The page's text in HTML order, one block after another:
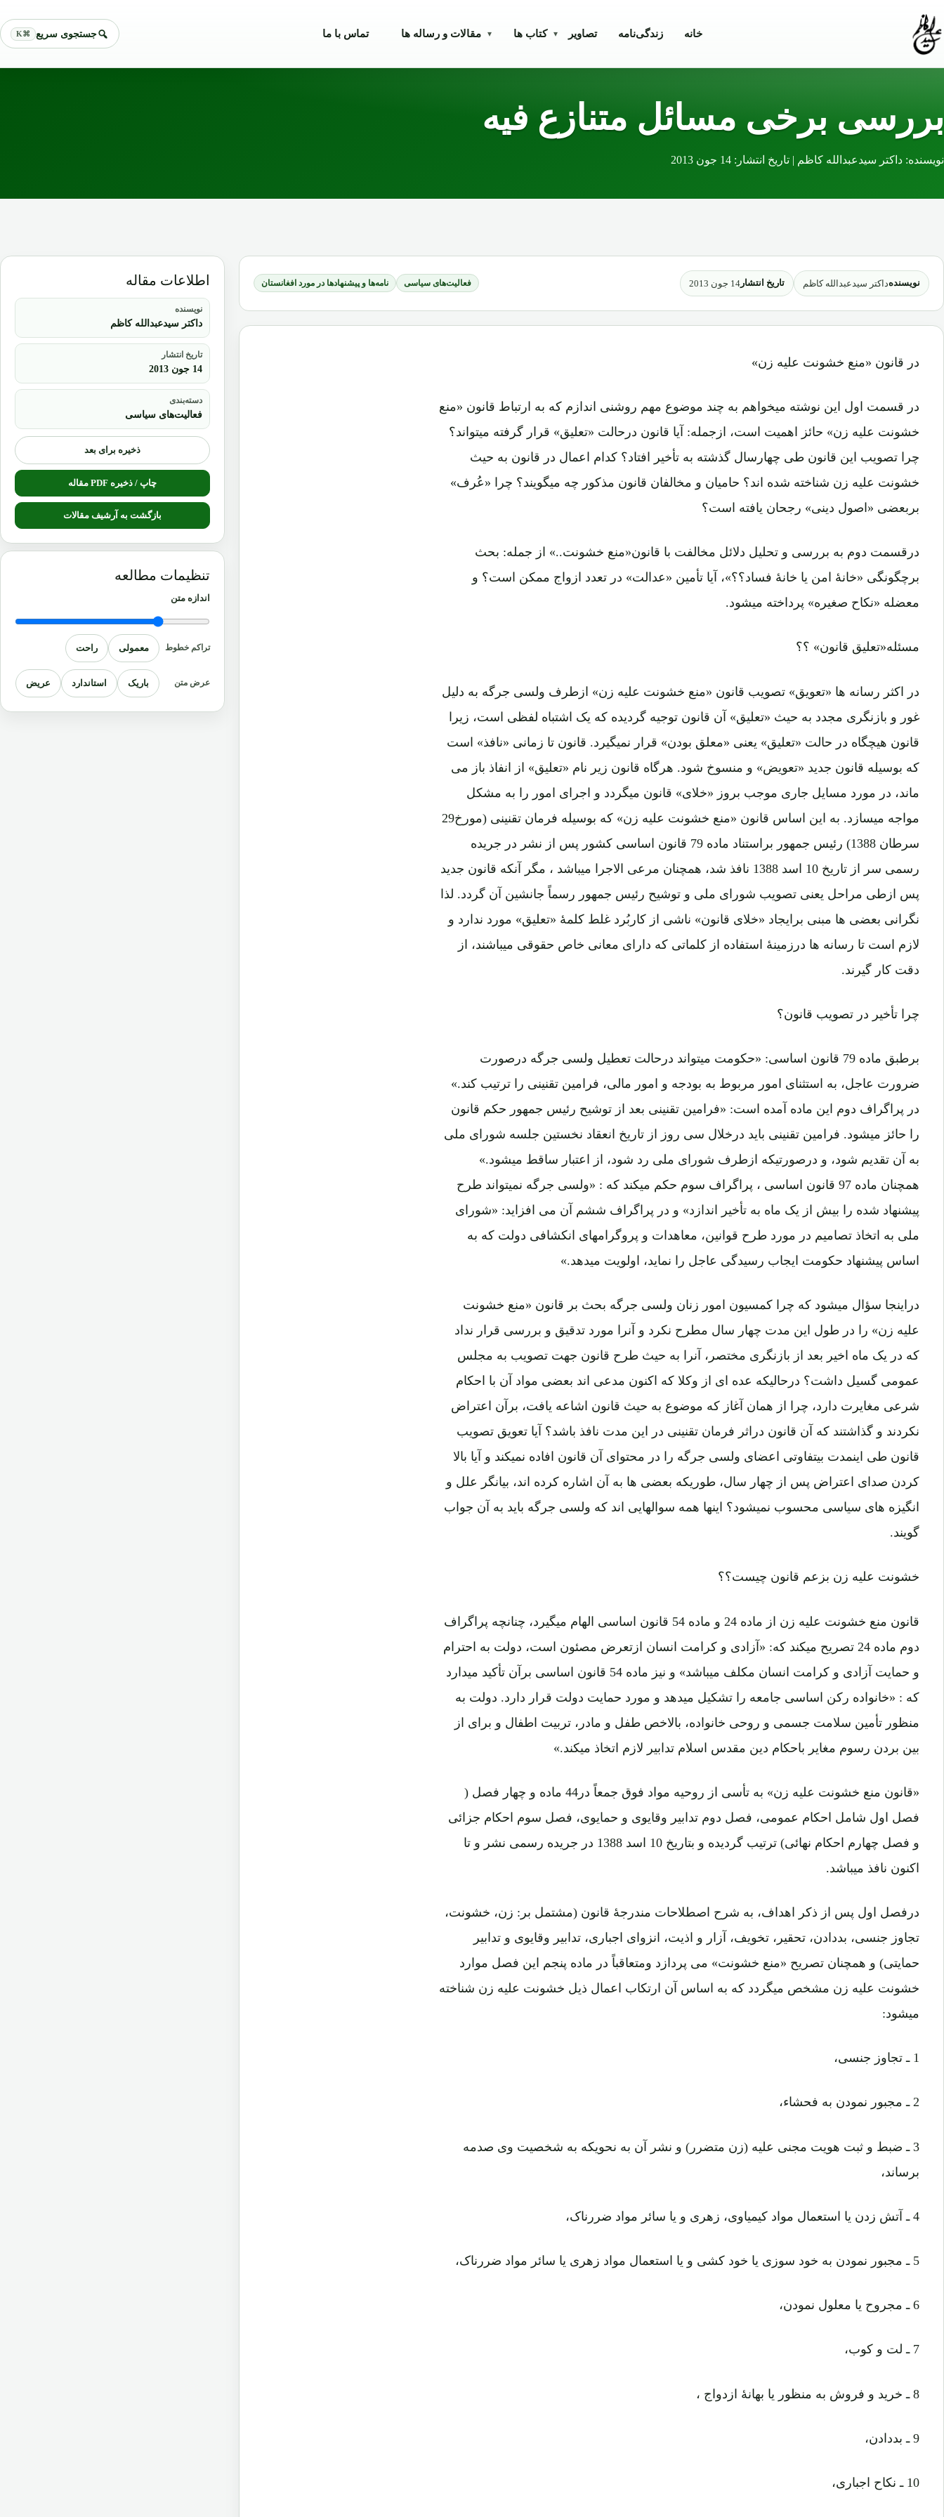
خانه زندگی‌نامه تصاویر کتاب ها ▾ مقالات و رساله ها ▾ تماس با ما جستجوی سریع ⌘K
بررسی برخی مسائل متنازع فیه
نویسنده: داکتر سیدعبدالله کاظم | تاریخ انتشار: 14 جون 2013
نویسندهداکتر سیدعبدالله کاظم تاریخ انتشار14 جون 2013 فعالیت‌های سیاسی نامه‌ها و پیشنهادها در مورد افغانستان
در قانون «منع خشونت علیه زن»
در قسمت اول این نوشته میخواهم به چند موضوع مهم روشنی اندازم که به ارتباط قانون «منع
خشونت علیه زن» حائز اهمیت است، ازجمله: آیا قانون درحالت «تعلیق» قرار گرفته میتواند؟
چرا تصویب این قانون طی چهارسال گذشته به تأخیر افتاد؟ کدام اعمال در قانون به حیث
خشونت علیه زن شناخته شده اند؟ حامیان و مخالفان قانون مذکور چه میگویند؟ چرا «عُرف»
بربعضی «اصول دینی» رجحان یافته است؟
درقسمت دوم به بررسی و تحلیل دلائل مخالفت با قانون«منع خشونت..» از جمله: بحث
برچگونگی «خانۀ امن یا خانۀ فساد؟؟»، آیا تأمین «عدالت» در تعدد ازواج ممکن است؟ و
معضله «نکاح صغیره» پرداخته میشود.
مسئله«تعلیق قانون» ؟؟
در اکثر رسانه ها «تعویق» تصویب قانون «منع خشونت علیه زن» ازطرف ولسی جرگه به دلیل
غور و بازنگری مجدد به حیث «تعلیق» آن قانون توجیه گردیده که یک اشتباه لفظی است، زیرا
قانون هیچگاه در حالت «تعلیق» یعنی «معلق بودن» قرار نمیگیرد. قانون تا زمانی «نافذ» است
که بوسیله قانون جدید «تعویض» و منسوخ شود. هرگاه قانون زیر نام «تعلیق» از انفاذ باز می
ماند، در مورد مسایل جاری موجب بروز «خلای» قانون میگردد و اجرای امور را به مشکل
مواجه میسازد. به این اساس قانون «منع خشونت علیه زن» که بوسیله فرمان تقنینی (مورخ29
سرطان 1388) رئیس جمهور براستناد ماده 79 قانون اساسی کشور پس از نشر در جریده
رسمی سر از تاریخ 10 اسد 1388 نافذ شد، همچنان مرعی الاجرا میباشد ، مگر آنکه قانون جدید
پس ازطی مراحل یعنی تصویب شورای ملی و توشیح رئیس جمهور رسماً جانشین آن گردد. لذا
نگرانی بعضی ها مبنی برایجاد «خلای قانون» ناشی از کاربُرد غلط کلمۀ «تعلیق» مورد ندارد و
لازم است تا رسانه ها درزمینۀ استفاده از کلماتی که دارای معانی خاص حقوقی میباشند، از
دقت کار گیرند.
چرا تأخیر در تصویب قانون؟
برطبق ماده 79 قانون اساسی: «حکومت میتواند درحالت تعطیل ولسی جرگه درصورت
ضرورت عاجل، به استثنای امور مربوط به بودجه و امور مالی، فرامین تقنینی را ترتیب کند.»
در پراگراف دوم این ماده آمده است: «فرامین تقنینی بعد از توشیح رئیس جمهور حکم قانون
را حائز میشود. فرامین تقنینی باید درخلال سی روز از تاریخ انعقاد نخستین جلسه شورای ملی
به آن تقدیم شود، و درصورتیکه ازطرف شورای ملی رد شود، از اعتبار ساقط میشود.»
همچنان ماده 97 قانون اساسی ، پراگراف سوم حکم میکند که : «ولسی جرگه نمیتواند طرح
پیشنهاد شده را بیش از یک ماه به تأخیر اندازد» و در پراگراف ششم آن می افزاید: «شورای
ملی به اتخاذ تصامیم در مورد طرح قوانین، معاهدات و پروگرامهای انکشافی دولت که به
اساس پیشنهاد حکومت ایجاب رسیدگی عاجل را نماید، اولویت میدهد.»
دراینجا سؤال میشود که چرا کمسیون امور زنان ولسی جرگه بحث بر قانون «منع خشونت
علیه زن» را در طول این مدت چهار سال مطرح نکرد و آنرا مورد تدقیق و بررسی قرار نداد
که در یک ماه اخیر بعد از بازنگری مختصر، آنرا به حیث طرح قانون جهت تصویب به مجلس
عمومی گسیل داشت؟ درحالیکه عده ای از وکلا که اکنون مدعی اند بعضی مواد آن با احکام
شرعی مغایرت دارد، چرا از همان آغاز که موضوع به حیث قانون اشاعه یافت، برآن اعتراض
نکردند و گذاشتند که آن قانون دراثر فرمان تقنینی در این مدت نافذ باشد؟ آیا تعویق تصویب
قانون طی اینمدت بیتفاوتی اعضای ولسی جرگه را در محتوای آن قانون افاده نمیکند و آیا بالا
کردن صدای اعتراض پس از چهار سال، طوریکه بعضی ها به آن اشاره کرده اند، بیانگر علل و
انگیزه های سیاسی محسوب نمیشود؟ اینها همه سوالهایی اند که ولسی جرگه باید به آن جواب
گویند.
خشونت علیه زن بزعم قانون چیست؟؟
قانون منع خشونت علیه زن از ماده 24 و ماده 54 قانون اساسی الهام میگیرد، چنانچه پراگراف
دوم ماده 24 تصریح میکند که: «آزادی و کرامت انسان ازتعرض مصئون است، دولت به احترام
و حمایت آزادی و کرامت انسان مکلف میباشد» و نیز ماده 54 قانون اساسی برآن تأکید میدارد
که : «خانواده رکن اساسی جامعه را تشکیل میدهد و مورد حمایت دولت قرار دارد. دولت به
منظور تأمین سلامت جسمی و روحی خانواده، بالاخص طفل و مادر، تربیت اطفال و برای از
بین بردن رسوم مغایر باحکام دین مقدس اسلام تدابیر لازم اتخاذ میکند.»
«قانون منع خشونت علیه زن» به تأسی از روحیه مواد فوق جمعاً در44 ماده و چهار فصل (
فصل اول شامل احکام عمومی، فصل دوم تدابیر وقایوی و حمایوی، فصل سوم احکام جزائی
و فصل چهارم احکام نهائی) ترتیب گردیده و بتاریخ 10 اسد 1388 در جریده رسمی نشر و تا
اکنون نافذ میباشد.
درفصل اول پس از ذکر اهداف، به شرح اصطلاحات مندرجۀ قانون (مشتمل بر: زن، خشونت،
تجاوز جنسی، بددادن، تحقیر، تخویف، آزار و اذیت، انزوای اجباری، تدابیر وقایوی و تدابیر
حمایتی) و همچنان تصریح «منع خشونت» می پردازد ومتعاقباً در ماده پنجم این فصل موارد
خشونت علیه زن مشخص میگردد که به اساس آن ارتکاب اعمال ذیل خشونت علیه زن شناخته
میشود:
1 ـ تجاوز جنسی،
2 ـ مجبور نمودن به فحشاء،
3 ـ ضبط و ثبت هویت مجنی علیه (زن متضرر) و نشر آن به نحویکه به شخصیت وی صدمه
برساند،
4 ـ آتش زدن یا استعمال مواد کیمیاوی، زهری و یا سائر مواد ضررناک،
5 ـ مجبور نمودن به خود سوزی یا خود کشی و یا استعمال مواد زهری یا سائر مواد ضررناک،
6 ـ مجروح یا معلول نمودن،
7 ـ لت و کوب،
8 ـ خرید و فروش به منظور یا بهانۀ ازدواج ،
9 ـ بددادن،
10 ـ نکاح اجباری،
اطلاعات مقاله
نویسنده
داکتر سیدعبدالله کاظم
تاریخ انتشار
14 جون 2013
دسته‌بندی
فعالیت‌های سیاسی
ذخیره برای بعد
چاپ / ذخیره PDF مقاله
بازگشت به آرشیف مقالات
تنظیمات مطالعه
اندازه متن
تراکم خطوط معمولی راحت
عرض متن باریک استاندارد عریض